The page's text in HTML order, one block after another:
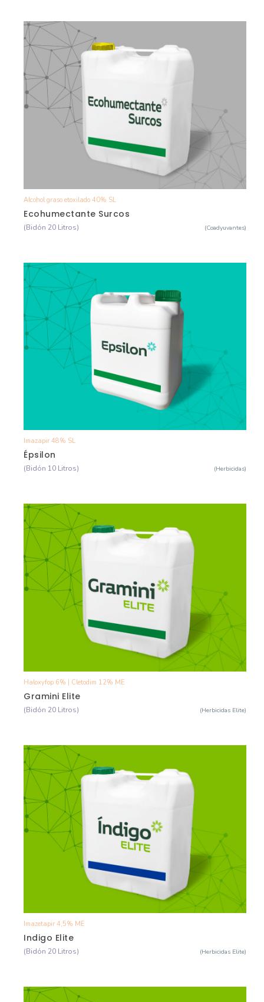
Ver Detalle
Alcohol graso etoxilado 40% SL
Ecohumectante Surcos
(Bidón 20 Litros) (Coadyuvantes)
Imazapir 48% SL
Épsilon
(Bidón 10 Litros) (Herbicidas)
Ver Detalle
Haloxyfop 6% | Cletodim 12% ME
Gramini Elite
(Bidón 20 Litros) (Herbicidas Elite)
Imazetapir 4,5% ME
Indigo Elite
(Bidón 20 Litros) (Herbicidas Elite)